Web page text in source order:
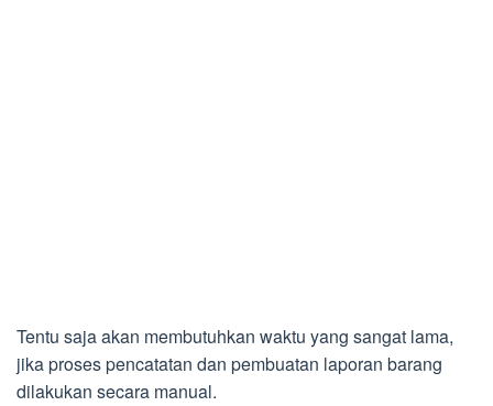
Tentu saja akan membutuhkan waktu yang sangat lama,
jika proses pencatatan dan pembuatan laporan barang
dilakukan secara manual.